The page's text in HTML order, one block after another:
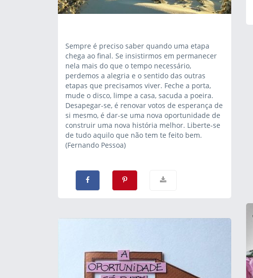
Sempre é preciso saber quando uma etapa
chega ao final. Se insistirmos em permanecer
nela mais do que o tempo necessário,
perdemos a alegria e o sentido das outras
etapas que precisamos viver. Feche a porta,
mude o disco, limpe a casa, sacuda a poeira.
Desapegar-se, é renovar votos de esperança de
si mesmo, é dar-se uma nova oportunidade de
construir uma nova história melhor. Liberte-se
de tudo aquilo que não tem te feito bem.
(Fernando Pessoa)